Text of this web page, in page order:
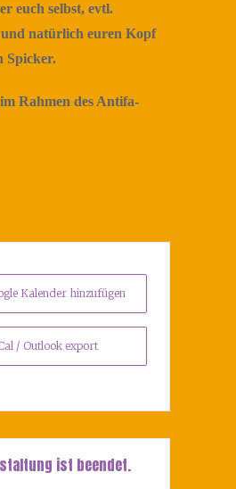
euch selbst, evtl.
natürlich euren Kopf
Spicker.
Rahmen des Antifa-
Kalender hinzufügen
/ Outlook export
ist beendet.